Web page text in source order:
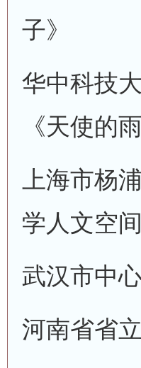
子》
华中科技
《天使的
上海市杨
学人文空间
武汉市中
河南省省